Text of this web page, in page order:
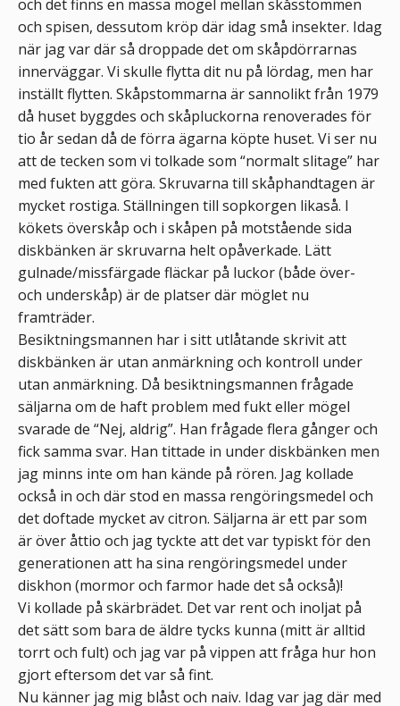
och det finns en massa mögel mellan skåsstommen
och spisen, dessutom kröp där idag små insekter. Idag
när jag var där så droppade det om skåpdörrarnas
innerväggar. Vi skulle flytta dit nu på lördag, men har
inställt flytten. Skåpstommarna är sannolikt från 1979
då huset byggdes och skåpluckorna renoverades för
tio år sedan då de förra ägarna köpte huset. Vi ser nu
att de tecken som vi tolkade som “normalt slitage” har
med fukten att göra. Skruvarna till skåphandtagen är
mycket rostiga. Ställningen till sopkorgen likaså. I
kökets överskåp och i skåpen på motstående sida
diskbänken är skruvarna helt opåverkade. Lätt
gulnade/missfärgade fläckar på luckor (både över-
och underskåp) är de platser där möglet nu
framträder.
Besiktningsmannen har i sitt utlåtande skrivit att
diskbänken är utan anmärkning och kontroll under
utan anmärkning. Då besiktningsmannen frågade
säljarna om de haft problem med fukt eller mögel
svarade de “Nej, aldrig”. Han frågade flera gånger och
fick samma svar. Han tittade in under diskbänken men
jag minns inte om han kände på rören. Jag kollade
också in och där stod en massa rengöringsmedel och
det doftade mycket av citron. Säljarna är ett par som
är över åttio och jag tyckte att det var typiskt för den
generationen att ha sina rengöringsmedel under
diskhon (mormor och farmor hade det så också)!
Vi kollade på skärbrädet. Det var rent och inoljat på
det sätt som bara de äldre tycks kunna (mitt är alltid
torrt och fult) och jag var på vippen att fråga hur hon
gjort eftersom det var så fint.
Nu känner jag mig blåst och naiv. Idag var jag där med